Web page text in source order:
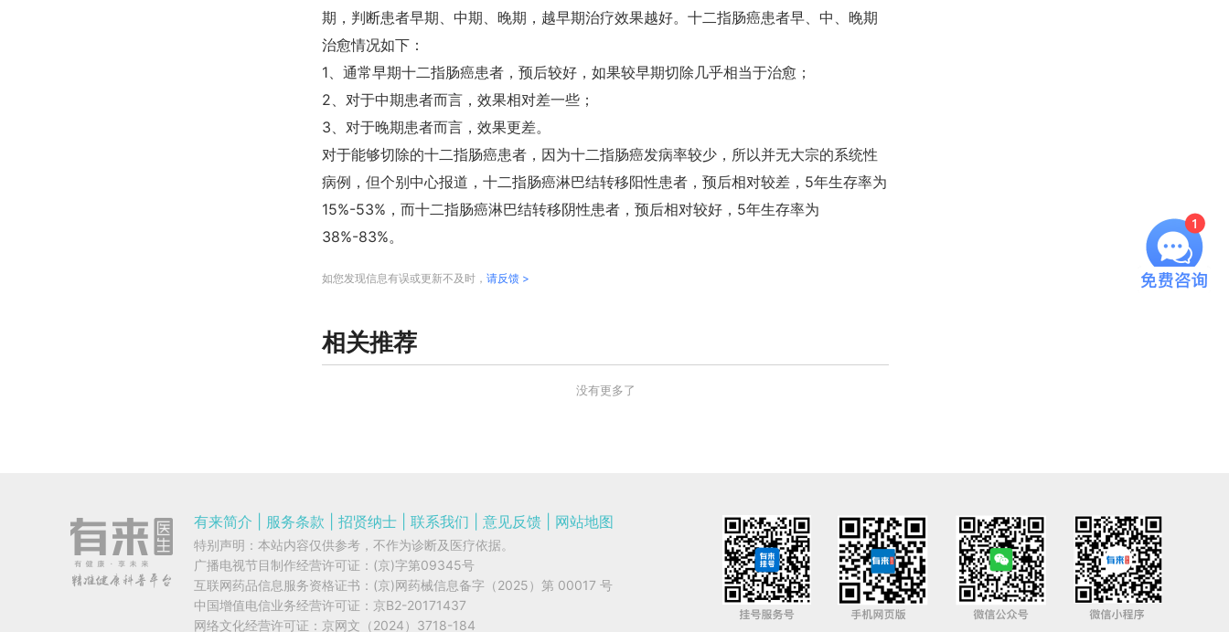
期，判断患者早期、中期、晚期，越早期治疗效果越好。十二指肠癌患者早、中、晚期
治愈情况如下：
1、通常早期十二指肠癌患者，预后较好，如果较早期切除几乎相当于治愈；
2、对于中期患者而言，效果相对差一些；
3、对于晚期患者而言，效果更差。
对于能够切除的十二指肠癌患者，因为十二指肠癌发病率较少，所以并无大宗的系统性
病例，但个别中心报道，十二指肠癌淋巴结转移阳性患者，预后相对较差，5年生存率为
15%-53%，而十二指肠癌淋巴结转移阴性患者，预后相对较好，5年生存率为
38%-83%。
如您发现信息有误或更新不及时， 请反馈 >
相关推荐
没有更多了
有来简介 服务条款 招贤纳士 联系我们 意见反馈 网站地图
特别声明：本站内容仅供参考，不作为诊断及医疗依据。
广播电视节目制作经营许可证： (京)字第09345号
互联网药品信息服务资格证书： (京)网药械信息备字（2025）第 00017 号
中国增值电信业务经营许可证： 京B2-20171437
网络文化经营许可证： 京网文（2024）3718-184